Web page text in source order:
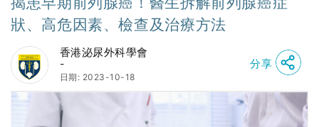
狀、高危因素、檢查及治療方法
香港泌尿外科學會
-
日期: 2023-10-18
分享